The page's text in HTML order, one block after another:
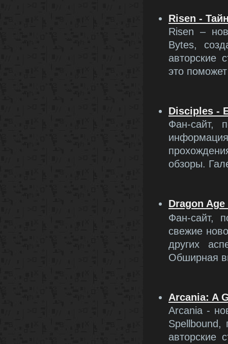
Risen -
Risen –
Bytes,
авторские
это
Disciples -
Фан-сайт,
обзоры.
Dragon
Фан-сайт,
свежие
других
Обширная
Arcania: A
Arcania -
Spellbound,
авторские